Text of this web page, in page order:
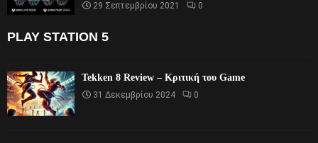
29 Σεπτεμβρίου 2021 0
PLAY STATION 5
Tekken 8 Review – Κριτική του Game
31 Δεκεμβρίου 2024 0